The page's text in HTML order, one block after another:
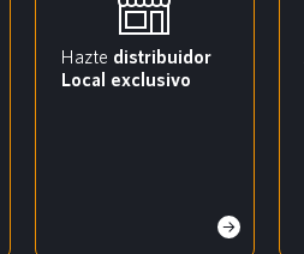
Hazte distribuidor
Local exclusivo